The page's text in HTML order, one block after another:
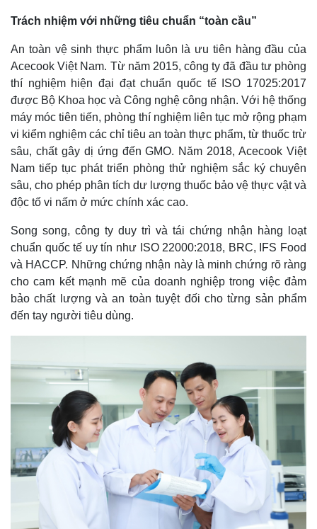
Kinh tế
Bất động sản
Khởi nghiệp
Thị trường
Giá vàng
Tiêu dùng
Tỷ giá
Chứng khoán
Giá cà phê
Trách nhiệm với những tiêu chuẩn “toàn cầu”
An toàn vệ sinh thực phẩm luôn là ưu tiên hàng đầu của
Acecook Việt Nam. Từ năm 2015, công ty đã đầu tư phòng
thí nghiệm hiện đại đạt chuẩn quốc tế ISO 17025:2017
được Bộ Khoa học và Công nghệ công nhận. Với hệ thống
máy móc tiên tiến, phòng thí nghiệm liên tục mở rộng phạm
vi kiểm nghiệm các chỉ tiêu an toàn thực phẩm, từ thuốc trừ
sâu, chất gây dị ứng đến GMO. Năm 2018, Acecook Việt
Nam tiếp tục phát triển phòng thử nghiệm sắc ký chuyên
sâu, cho phép phân tích dư lượng thuốc bảo vệ thực vật và
độc tố vi nấm ở mức chính xác cao.
Song song, công ty duy trì và tái chứng nhận hàng loạt
chuẩn quốc tế uy tín như ISO 22000:2018, BRC, IFS Food
và HACCP. Những chứng nhận này là minh chứng rõ ràng
cho cam kết mạnh mẽ của doanh nghiệp trong việc đảm
bảo chất lượng và an toàn tuyệt đối cho từng sản phẩm
đến tay người tiêu dùng.